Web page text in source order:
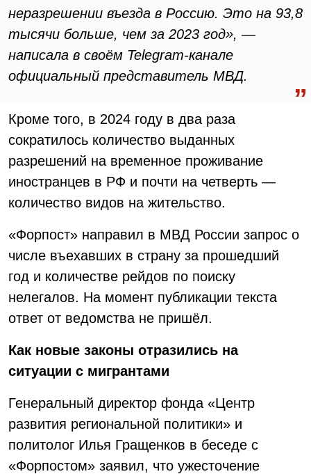
неразрешении въезда в Россию. Это на 93,8
тысячи больше, чем за 2023 год», —
написала в своём Telegram-канале
официальный представитель МВД.
Кроме того, в 2024 году в два раза
сократилось количество выданных
разрешений на временное проживание
иностранцев в РФ и почти на четверть —
количество видов на жительство.
«Форпост» направил в МВД России запрос о
числе въехавших в страну за прошедший
год и количестве рейдов по поиску
нелегалов. На момент публикации текста
ответ от ведомства не пришёл.
Как новые законы отразились на
ситуации с мигрантами
Генеральный директор фонда «Центр
развития региональной политики» и
политолог Илья Гращенков в беседе с
«Форпостом» заявил, что ужесточение